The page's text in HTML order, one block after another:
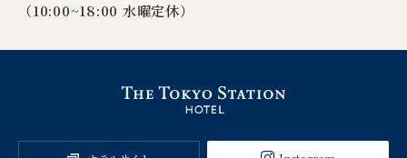
（10:00~18:00 水曜定休）